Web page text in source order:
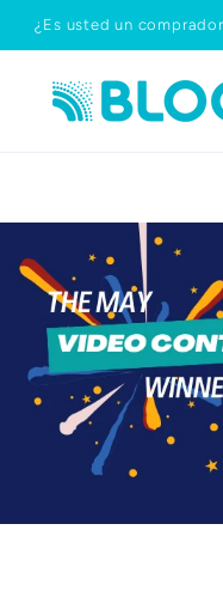
directamente
¿Es usted un